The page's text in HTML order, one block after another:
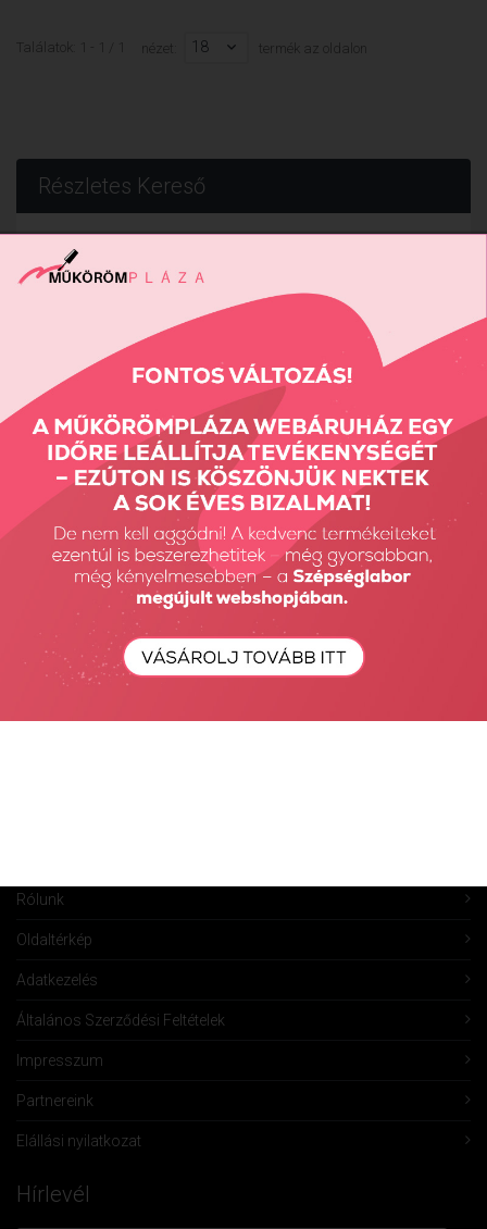
Találatok: 1 - 1 / 1 nézet: 18 termék az oldalon
Részletes Kereső
Keresés...
Fiók Karbantartás
Fiókom
Fiók törlése
Összehasonlítás
Vásárlás
Rólunk
Oldaltérkép
Adatkezelés
Általános Szerződési Feltételek
Impresszum
Partnereink
Elállási nyilatkozat
Hírlevél